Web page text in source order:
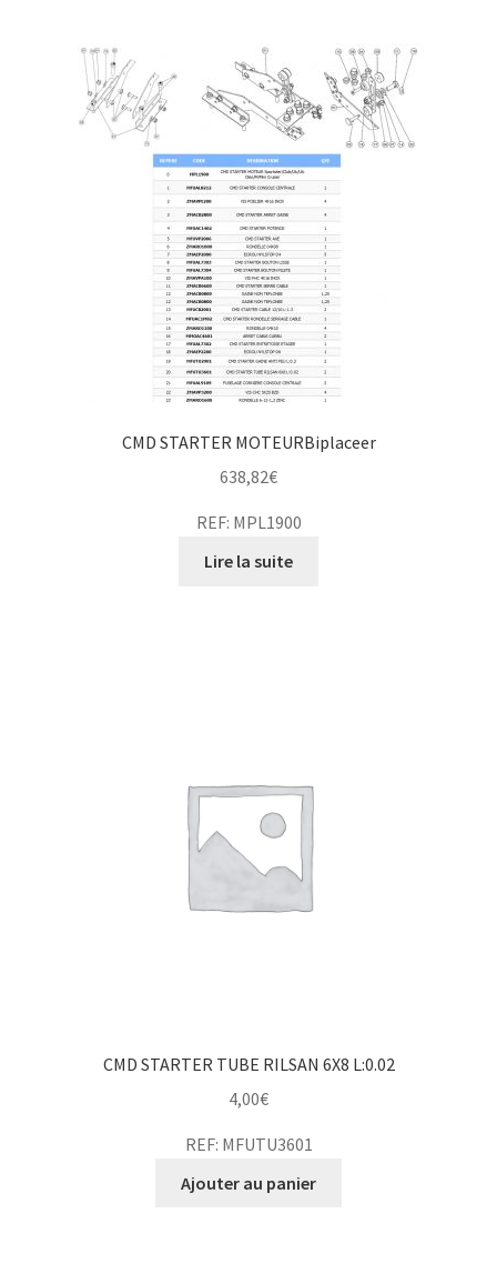
CMD STARTER MOTEURBiplaceer
638,82€
REF: MPL1900
Lire la suite
CMD STARTER TUBE RILSAN 6X8 L:0.02
4,00€
REF: MFUTU3601
Ajouter au panier